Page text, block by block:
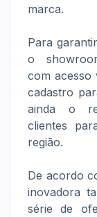
marca.
Para
o
com acesso
cadastro
ainda o
clientes
região.
De acordo
inovadora
série de